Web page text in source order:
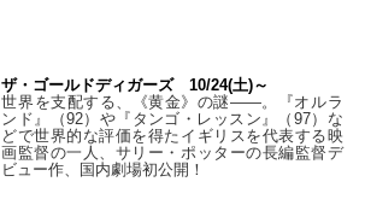
ザ・ゴールドディガーズ 10/24(土)～
世界を支配する、《黄金》の謎――。『オルラ
ンド』（92）や『タンゴ・レッスン』（97）な
どで世界的な評価を得たイギリスを代表する映
画監督の一人、サリー・ポッターの長編監督デ
ビュー作、国内劇場初公開！